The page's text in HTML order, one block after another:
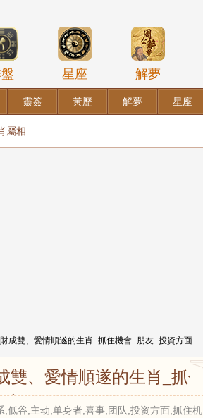
星座 解夢
靈簽 黃歷 解夢 星座
屬相
成雙、愛情順遂的生肖_抓住機會_朋友_投資方面
雙、愛情順遂的生肖_抓住
方面
谷,主动,单身者,喜事,团队,投资方面,抓住机